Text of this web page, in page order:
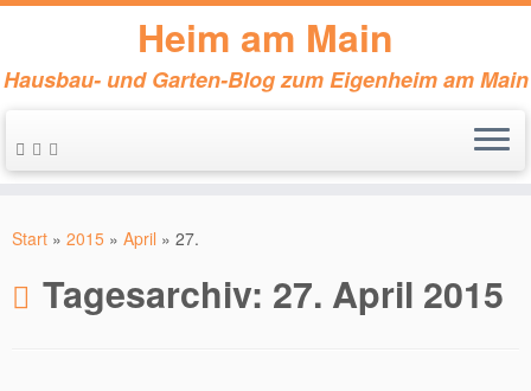
Inhalt
Heim am Main
Hausbau- und Garten-Blog zum Eigenheim am Main
Start » 2015 » April » 27.
Tagesarchiv: 27. April 2015